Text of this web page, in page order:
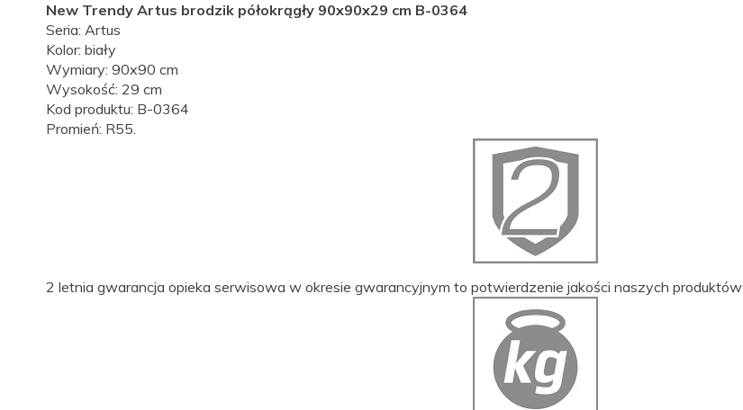
New Trendy Artus brodzik półokrągły 90x90x29 cm B-0364
Seria: Artus
Kolor: biały
Wymiary: 90x90 cm
Wysokość: 29 cm
Kod produktu: B-0364
Promień: R55.
2 letnia gwarancja opieka serwisowa w okresie gwarancyjnym to potwierdzenie jakości naszych produktów